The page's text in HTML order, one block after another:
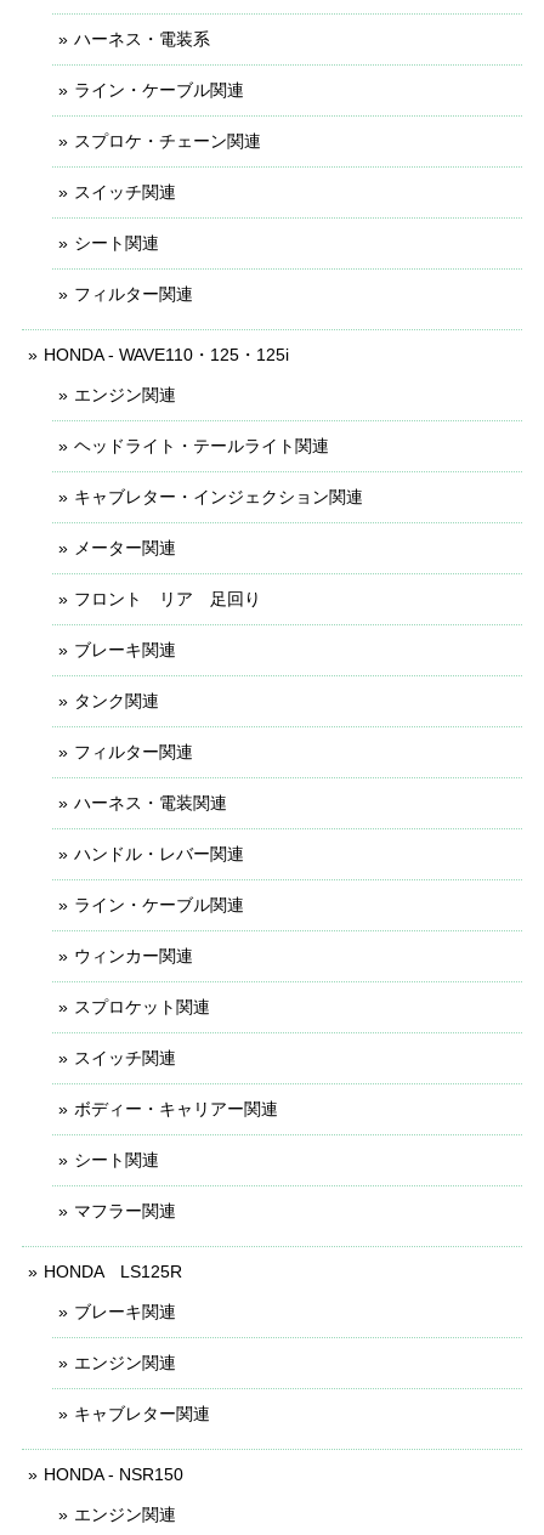
ハーネス・電装系
ライン・ケーブル関連
スプロケ・チェーン関連
スイッチ関連
シート関連
フィルター関連
HONDA - WAVE110・125・125i
エンジン関連
ヘッドライト・テールライト関連
キャブレター・インジェクション関連
メーター関連
フロント リア 足回り
ブレーキ関連
タンク関連
フィルター関連
ハーネス・電装関連
ハンドル・レバー関連
ライン・ケーブル関連
ウィンカー関連
スプロケット関連
スイッチ関連
ボディー・キャリアー関連
シート関連
マフラー関連
HONDA LS125R
ブレーキ関連
エンジン関連
キャブレター関連
HONDA - NSR150
エンジン関連